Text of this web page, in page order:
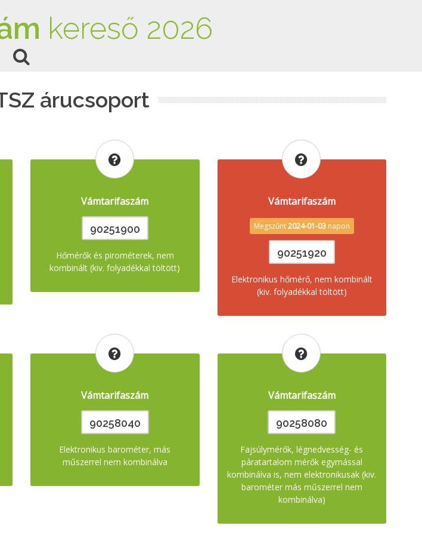
kereső 2026
árucsoport
Vámtarifaszám
90251900
Hőmérők és pirométerek, nem
kombinált (kiv. folyadékkal töltött)
Vámtarifaszám
Megszűnt2024-01-03napon
90251920
Elektronikus hőmérő, nem kombinált
(kiv. folyadékkal töltött)
Vámtarifaszám
90258040
Elektronikus barométer, más
műszerrel nem kombinálva
Vámtarifaszám
90258080
Fajsúlymérők, légnedvesség- és
páratartalom mérők egymással
kombinálva is, nem elektronikusak (kiv.
barométer más műszerrel nem
kombinálva)